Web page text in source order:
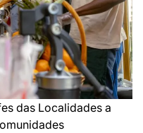
da
de
e
desafia-
os
das Localidades a